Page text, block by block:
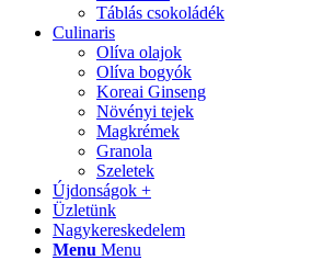
Táblás csokoládék
Culinaris
Olíva olajok
Olíva bogyók
Koreai Ginseng
Növényi tejek
Magkrémek
Granola
Szeletek
Újdonságok +
Üzletünk
Nagykereskedelem
Menu Menu